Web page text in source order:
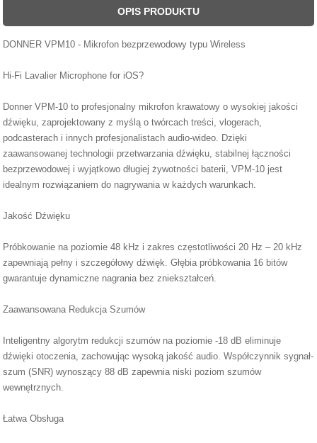
OPIS PRODUKTU
DONNER VPM10 - Mikrofon bezprzewodowy typu Wireless
Hi-Fi Lavalier Microphone for iOS?
Donner VPM-10 to profesjonalny mikrofon krawatowy o wysokiej jakości
dźwięku, zaprojektowany z myślą o twórcach treści, vlogerach,
podcasterach i innych profesjonalistach audio-wideo. Dzięki
zaawansowanej technologii przetwarzania dźwięku, stabilnej łączności
bezprzewodowej i wyjątkowo długiej żywotności baterii, VPM-10 jest
idealnym rozwiązaniem do nagrywania w każdych warunkach.
Jakość Dźwięku
Próbkowanie na poziomie 48 kHz i zakres częstotliwości 20 Hz – 20 kHz
zapewniają pełny i szczegółowy dźwięk. Głębia próbkowania 16 bitów
gwarantuje dynamiczne nagrania bez zniekształceń.
Zaawansowana Redukcja Szumów
Inteligentny algorytm redukcji szumów na poziomie -18 dB eliminuje
dźwięki otoczenia, zachowując wysoką jakość audio. Współczynnik sygnał-
szum (SNR) wynoszący 88 dB zapewnia niski poziom szumów
wewnętrznych.
Łatwa Obsługa